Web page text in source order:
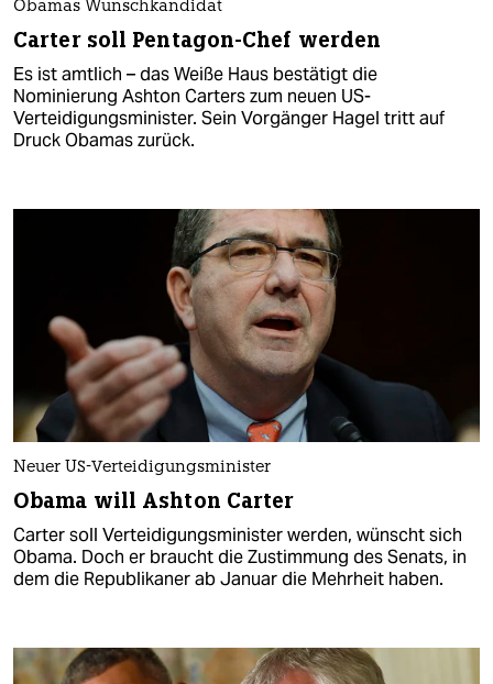
Obamas Wunschkandidat
Carter soll Pentagon-Chef werden
Es ist amtlich – das Weiße Haus bestätigt die
Nominierung Ashton Carters zum neuen US-
Verteidigungsminister. Sein Vorgänger Hagel tritt auf
Druck Obamas zurück.
Neuer US-Verteidigungsminister
Obama will Ashton Carter
Carter soll Verteidigungsminister werden, wünscht sich
Obama. Doch er braucht die Zustimmung des Senats, in
dem die Republikaner ab Januar die Mehrheit haben.